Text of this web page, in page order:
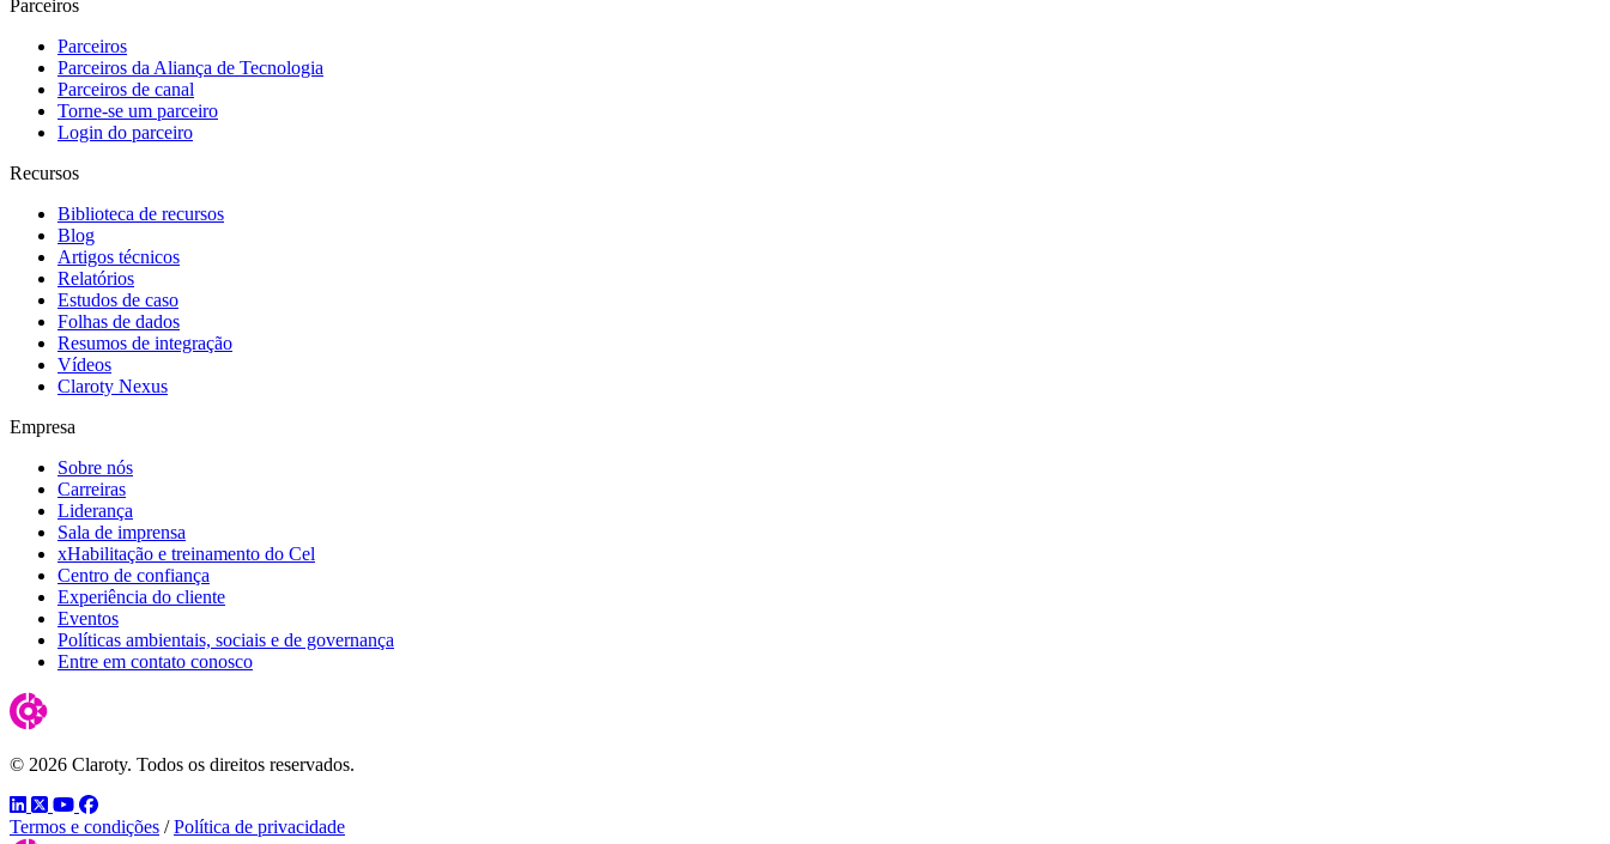
Parceiros
Parceiros
Parceiros da Aliança de Tecnologia
Parceiros de canal
Torne-se um parceiro
Login do parceiro
Recursos
Biblioteca de recursos
Blog
Artigos técnicos
Relatórios
Estudos de caso
Folhas de dados
Resumos de integração
Vídeos
Claroty Nexus
Empresa
Sobre nós
Carreiras
Liderança
Sala de imprensa
xHabilitação e treinamento do Cel
Centro de confiança
Experiência do cliente
Eventos
Políticas ambientais, sociais e de governança
Entre em contato conosco
© 2026 Claroty. Todos os direitos reservados.
LinkedIn
TwitterYouTube
Facebook
Termos e condições / Política de privacidade